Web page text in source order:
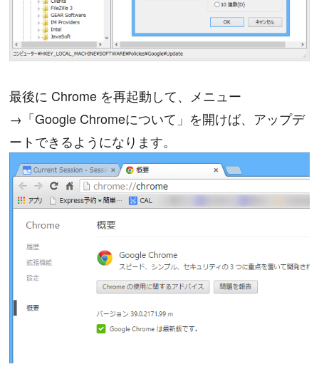
最後に Chrome を再起動して、メニュー
→「Google Chromeについて」を開けば、アップデ
ートできるようになります。